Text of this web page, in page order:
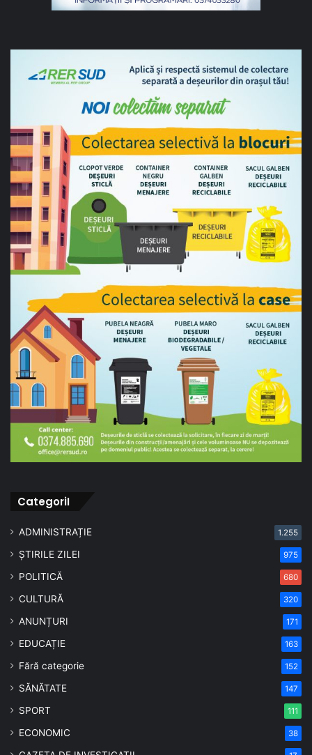
CategoriI
ADMINISTRAȚIE 1.255
ȘTIRILE ZILEI 975
POLITICĂ 680
CULTURĂ 320
ANUNȚURI 171
EDUCAȚIE 163
Fără categorie 152
SĂNĂTATE 147
SPORT 111
ECONOMIC 38